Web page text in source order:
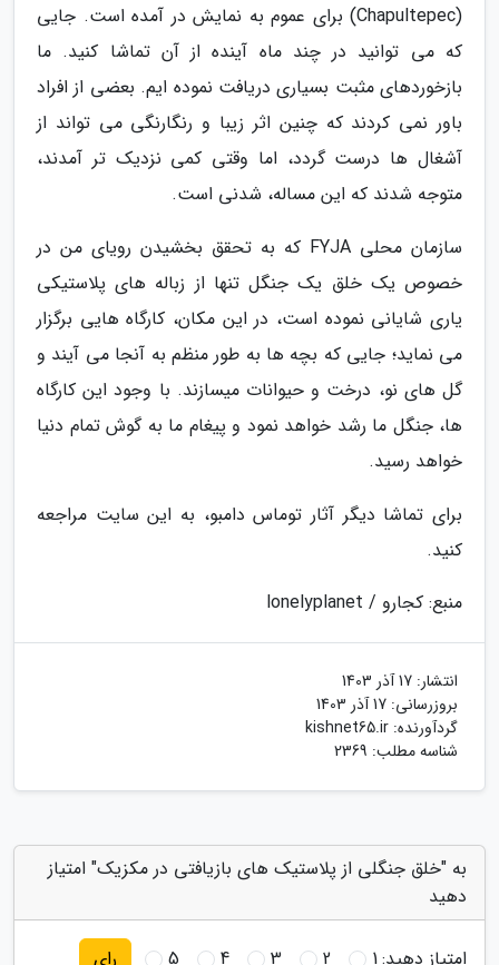
(Chapultepec) برای عموم به نمایش در آمده است. جایی
که می توانید در چند ماه آینده از آن تماشا کنید. ما
بازخوردهای مثبت بسیاری دریافت نموده ایم. بعضی از افراد
باور نمی کردند که چنین اثر زیبا و رنگارنگی می تواند از
آشغال ها درست گردد، اما وقتی کمی نزدیک تر آمدند،
متوجه شدند که این مساله، شدنی است.
سازمان محلی FYJA که به تحقق بخشیدن رویای من در
خصوص یک خلق یک جنگل تنها از زباله های پلاستیکی
یاری شایانی نموده است، در این مکان، کارگاه هایی برگزار
می نماید؛ جایی که بچه ها به طور منظم به آنجا می آیند و
گل های نو، درخت و حیوانات میسازند. با وجود این کارگاه
ها، جنگل ما رشد خواهد نمود و پیغام ما به گوش تمام دنیا
خواهد رسید.
برای تماشا دیگر آثار توماس دامبو، به این سایت مراجعه
کنید.
منبع: کجارو / lonelyplanet
انتشار: 17 آذر 1403
بروزرسانی: 17 آذر 1403
گردآورنده: kishnet65.ir
شناسه مطلب: 2369
به "خلق جنگلی از پلاستیک های بازیافتی در مکزیک" امتیاز
دهید
امتیاز دهید:1
2
3
4
5 رای